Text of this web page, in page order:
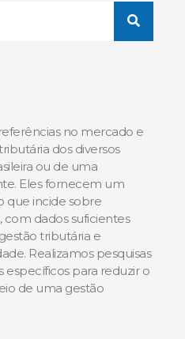
no mercado e
dos diversos
ou de uma
Eles fornecem um
que incide sobre
com dados suficientes
tributária e
Realizamos pesquisas
específicos para reduzir o
de uma gestão